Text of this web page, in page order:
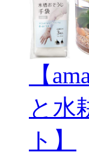
【
と水
ト】